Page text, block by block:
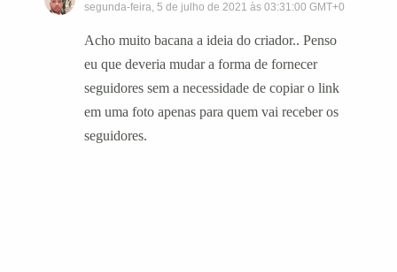
segunda-feira, 5 de julho de 2021 às 03:31:00 GMT+0
Acho muito bacana a ideia do criador.. Penso
eu que deveria mudar a forma de fornecer
seguidores sem a necessidade de copiar o link
em uma foto apenas para quem vai receber os
seguidores.